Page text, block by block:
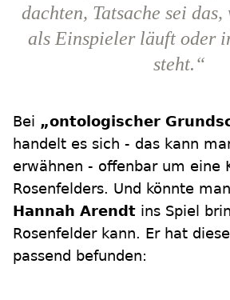
dachten, Tatsache sei
als Einspieler läuft oder
steht.“
Bei „ontologischer
handelt es sich - das kann
erwähnen - offenbar um eine
Rosenfelders. Und könnte
Hannah Arendt ins Spiel
Rosenfelder kann. Er hat
passend befunden: